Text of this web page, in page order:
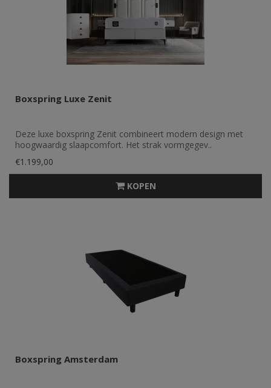
Boxspring Luxe Zenit
Deze luxe boxspring Zenit combineert modern design met
hoogwaardig slaapcomfort. Het strak vormgegev..
€1.199,00
KOPEN
Boxspring Amsterdam